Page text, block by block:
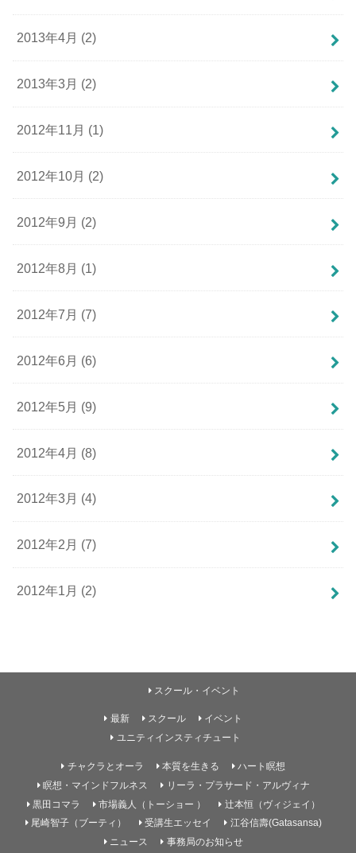
2013年4月 (2)
2013年3月 (2)
2012年11月 (1)
2012年10月 (2)
2012年9月 (2)
2012年8月 (1)
2012年7月 (7)
2012年6月 (6)
2012年5月 (9)
2012年4月 (8)
2012年3月 (4)
2012年2月 (7)
2012年1月 (2)
最新
スクール・イベント
スクール
イベント
ユニティインスティチュート
チャクラとオーラ 本質を生きる
ハート瞑想
瞑想・マインドフルネス
リーラ・プラサード・アルヴィナ
黒田コマラ
市場義人（トーショー ）
辻本恒（ヴィジェイ）
尾崎智子（ブーティ）
受講生エッセイ
江谷信壽(Gatasansa)
ニュース
事務局のお知らせ